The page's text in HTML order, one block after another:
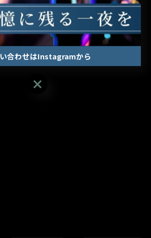
リラックスをご提案。
合わせはInstagramから
合わせはInstagramから